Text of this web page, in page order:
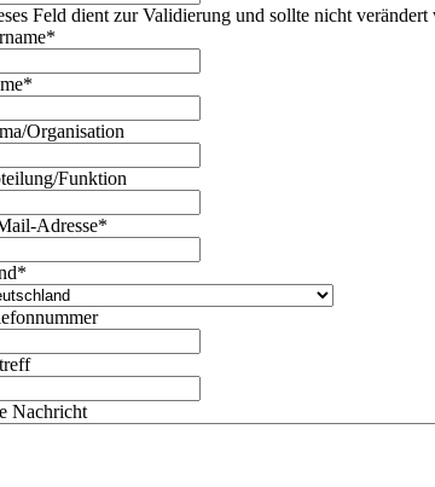
Feld dient zur Validierung und sollte nicht verändert
*
*
Organisation
Funktion
Adresse*
*
Nachricht